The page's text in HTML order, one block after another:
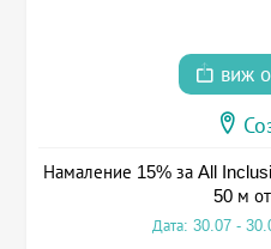
виж
Намаление 15% за All
50 м
Дата: 30.07 -